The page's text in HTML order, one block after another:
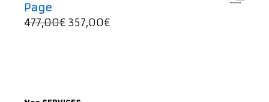
était :
197,00€.
est :
Page
477,00€ Le
357,00€Le